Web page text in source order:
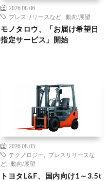
2026.08.06
プレスリリースなど
動向/展望
モノタロウ、「お届け希望日
指定サービス」開始
2026.08.05
テクノロジー
プレスリリースな
ど
動向/展望
トヨタL&F、国内向け1～3.5t